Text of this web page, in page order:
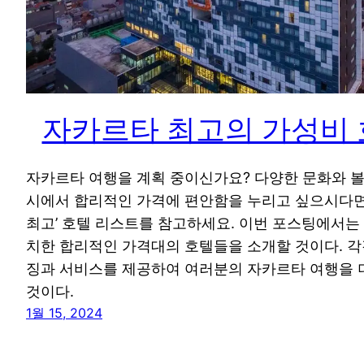
자카르타 최고의 가성비
자카르타 여행을 계획 중이신가요? 다양한 문화와
시에서 합리적인 가격에 편안함을 누리고 싶으시다
최고’ 호텔 리스트를 참고하세요. 이번 포스팅에서
치한 합리적인 가격대의 호텔들을 소개할 것이다.
징과 서비스를 제공하여 여러분의 자카르타 여행을
것이다.
1월 15, 2024